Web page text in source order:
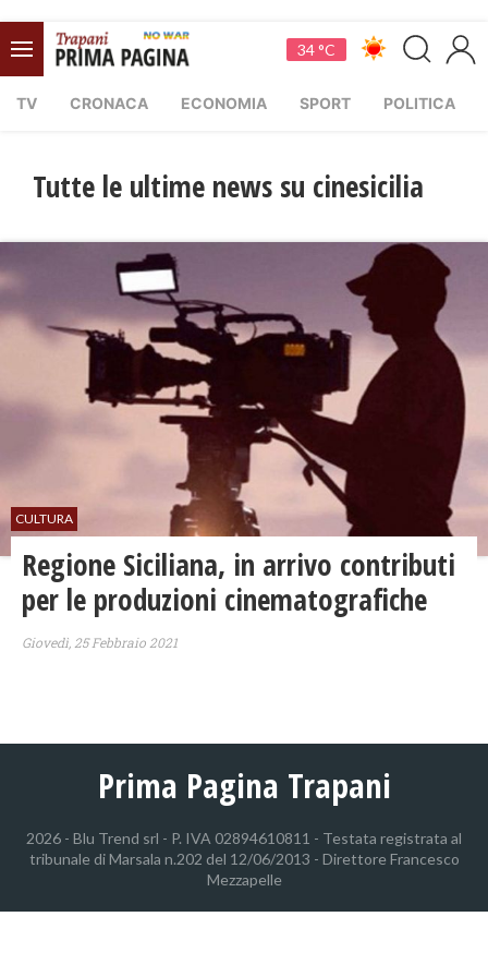
34 °C
TV CRONACA ECONOMIA SPORT POLITICA
Tutte le ultime news su cinesicilia
CULTURA
Regione Siciliana, in arrivo contributi
per le produzioni cinematografiche
Giovedì, 25 Febbraio 2021
Prima Pagina Trapani
2026 - Blu Trend srl - P. IVA 02894610811 - Testata registrata al
tribunale di Marsala n.202 del 12/06/2013 - Direttore Francesco
Mezzapelle